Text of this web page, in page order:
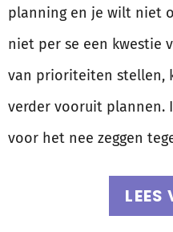
planning en je wilt niet
niet per se een kwestie
van prioriteiten stellen,
verder vooruit plannen.
voor het nee zeggen
LEES